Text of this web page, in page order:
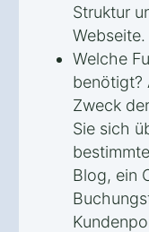
Struktur
Webseite.
Welche
benötigt?
Zweck
Sie sich
Blog, ein